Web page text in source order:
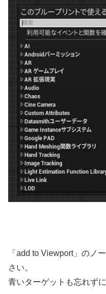
「add to Viewport」のノ
さい。
青いターゲットも忘れず